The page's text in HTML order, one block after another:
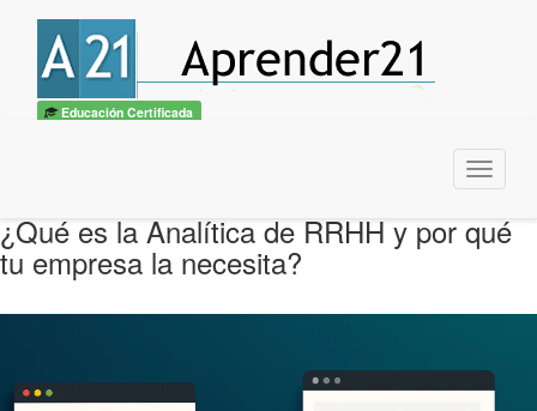
Educación Certificada
Menu
¿Qué es la Analítica de RRHH y por qué
tu empresa la necesita?